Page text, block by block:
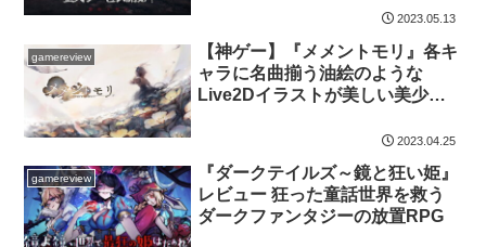
2023.05.13
gamereview
【神ゲー】『メメントモリ』各キ
ャラに名曲揃う油絵のような
Live2Dイラストが美しい美少女
2023.04.25
gamereview
『ダークテイルズ～鏡と狂い姫』
レビュー 狂った童話世界を救う
ダークファンタジーの放置RPG